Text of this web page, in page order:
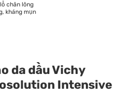
chân lông
kháng mụn
da dầu Vichy
Intensive